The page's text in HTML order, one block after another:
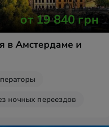
от19 840грн
в Амстердаме и
ночных переездов